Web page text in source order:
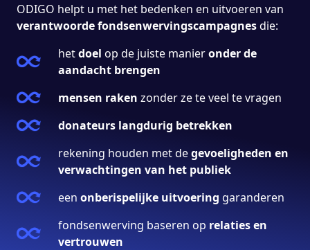
ODIGO helpt u met het bedenken en uitvoeren van
verantwoorde fondsenwervingscampagnesdie:
hetdoel op de juiste manieronder de
aandacht brengen
mensen raken zonder ze te veel te vragen
donateurs langdurig betrekken
rekening houden met degevoeligheden en
verwachtingen van het publiek
een onberispelijke uitvoering garanderen
fondsenwerving baseren op relaties en
vertrouwen